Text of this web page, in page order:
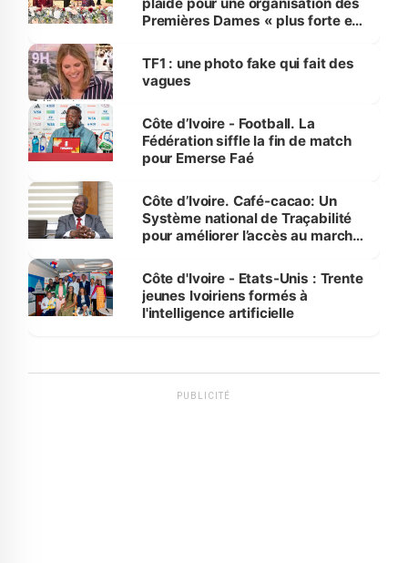
Premières Dames « plus forte et
sur la scène internationale »
TF1 : une photo fake qui fait des
vagues
Côte d’Ivoire - Football. La
Fédération siffle la fin de match
pour Emerse Faé
Côte d’Ivoire. Café-cacao: Un
Système national de Traçabilité
pour améliorer l’accès au marché
Côte d'Ivoire - Etats-Unis : Trente
jeunes Ivoiriens formés à
l'intelligence artificielle
PUBLICITÉ